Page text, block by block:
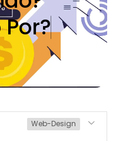
POR?
Web-Design